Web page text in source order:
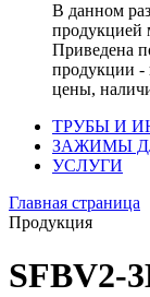
В данном
продукцией
Приведена
продукции -
цены,
ТРУБЫ И
ЗАЖИМЫ
УСЛУГИ
Главная страница
Продукция
SFBV2-